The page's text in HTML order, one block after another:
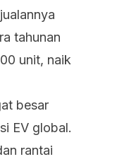
tahunan
unit, naik
besar
EV global.
rantai